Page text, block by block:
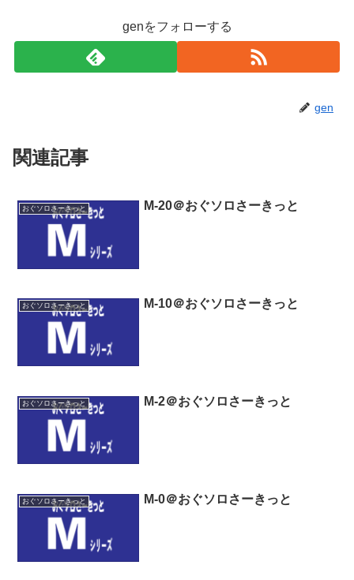
genをフォローする
gen
関連記事
おぐソロさーきっと M-20＠おぐソロさーきっと
おぐソロさーきっと M-10＠おぐソロさーきっと
おぐソロさーきっと M-2＠おぐソロさーきっと
おぐソロさーきっと M-0＠おぐソロさーきっと